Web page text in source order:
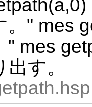
。" mes
" mes
す。